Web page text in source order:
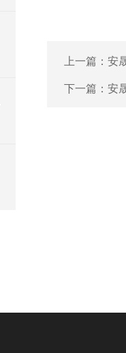
上一篇： 安
下一篇： 安